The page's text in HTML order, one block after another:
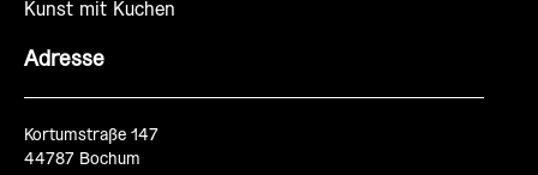
Kunst mit Kuchen
Adresse
Kortumstraße 147
44787 Bochum